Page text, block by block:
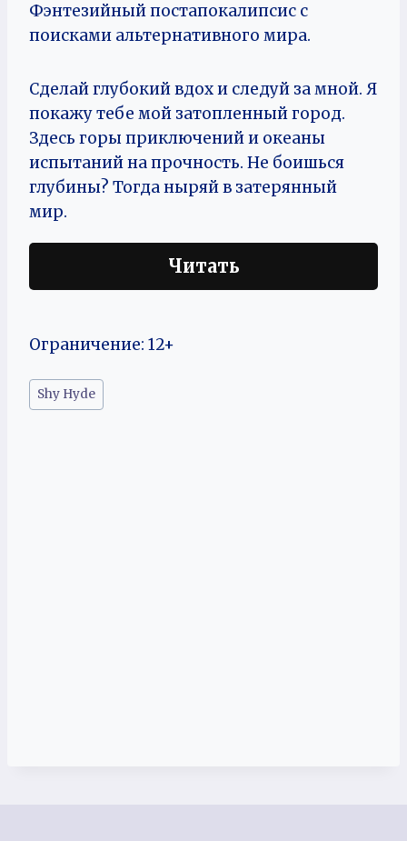
Фэнтезийный постапокалипсис с
поисками альтернативного мира.
Сделай глубокий вдох и следуй за мной. Я
покажу тебе мой затопленный город.
Здесь горы приключений и океаны
испытаний на прочность. Не боишься
глубины? Тогда ныряй в затерянный
мир.
Читать
Ограничение: 12+
Метки
записи:
Shy Hyde